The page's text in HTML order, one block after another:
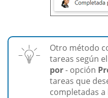
Otro método
tareas según
por- opción
tareas que
completadas